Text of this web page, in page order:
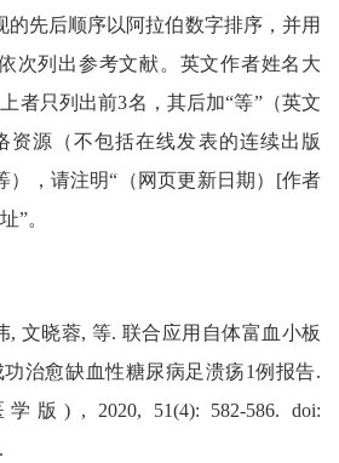
的先后顺序以阿拉伯数字排序，并用
次列出参考文献。英文作者姓名大
者只列出前3名，其后加“等”（英文
资源（不包括在线发表的连续出版
），请注明“（网页更新日期）[作者
”。
, 文晓蓉, 等. 联合应用自体富血小板
治愈缺血性糖尿病足溃疡1例报告.
版) , 2020, 51(4): 582-586. doi: